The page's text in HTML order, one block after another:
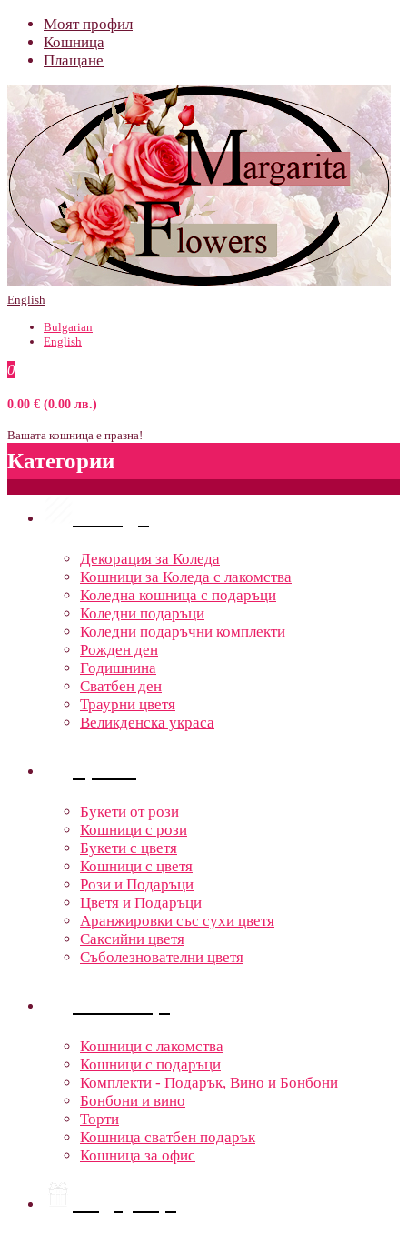
Моят профил
Кошница
Плащане
English
Bulgarian
English
0
0.00 € (0.00 лв.)
Вашата кошница е празна!
Категории
Декорация за Коледа
Кошници за Коледа с лакомства
Коледна кошница с подаръци
Коледни подаръци
Коледни подаръчни комплекти
Рожден ден
Годишнина
Сватбен ден
Траурни цветя
Великденска украса
Букети от рози
Кошници с рози
Букети с цветя
Кошници с цветя
Рози и Подаръци
Цветя и Подаръци
Аранжировки със сухи цветя
Саксийни цветя
Съболезнователни цветя
Кошници с лакомства
Кошници с подаръци
Комплекти - Подарък, Вино и Бонбони
Бонбони и вино
Торти
Кошница сватбен подарък
Кошница за офис